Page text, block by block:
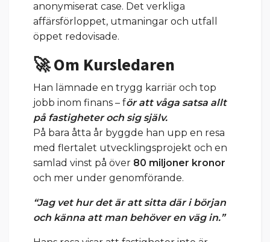
anonymiserat case. Det verkliga
affärsförloppet, utmaningar och utfall
öppet redovisade.
🚀 Om Kursledaren
Han lämnade en trygg karriär och top
jobb inom finans – för att våga satsa allt
på fastigheter och sig själv.
På bara åtta år byggde han upp en resa
med flertalet utvecklingsprojekt och en
samlad vinst på över 80 miljoner kronor
och mer under genomförande.
“Jag vet hur det är att sitta där i början
och känna att man behöver en väg in.”